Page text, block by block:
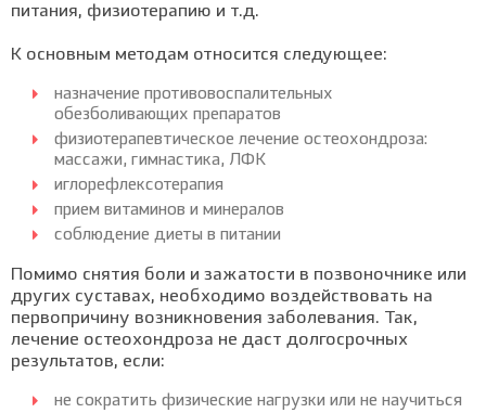
питания, физиотерапию и т.д.
К основным методам относится следующее:
назначение противовоспалительных
обезболивающих препаратов
физиотерапевтическое лечение остеохондроза:
массажи, гимнастика, ЛФК
иглорефлексотерапия
прием витаминов и минералов
соблюдение диеты в питании
Помимо снятия боли и зажатости в позвоночнике или
других суставах, необходимо воздействовать на
первопричину возникновения заболевания. Так,
лечение остеохондроза не даст долгосрочных
результатов, если:
не сократить физические нагрузки или не научиться